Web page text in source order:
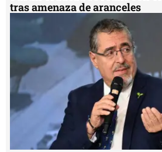
tras amenaza de aranceles